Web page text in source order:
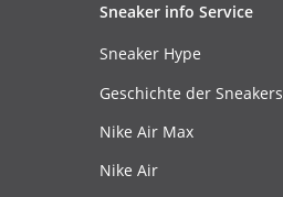
Sneaker info Service
Sneaker Hype
Geschichte der Sneakers
Nike Air Max
Nike Air